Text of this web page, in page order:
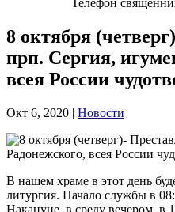
Телефон
8 октября
прп. Сергия,
всея России
Окт 6, 2020 | Новости
В нашем храме в этот день
литургия. Начало службы в
Накануне, в среду вечером,